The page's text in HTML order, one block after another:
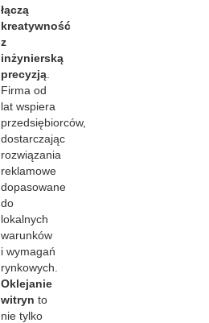
łączą
kreatywność
z
inżynierską
precyzją
Firma od
lat wspiera
przedsiębiorców,
dostarczając
rozwiązania
reklamowe
dopasowane
do
lokalnych
warunków
i wymagań
rynkowych.
Oklejanie
witryn to
nie tylko